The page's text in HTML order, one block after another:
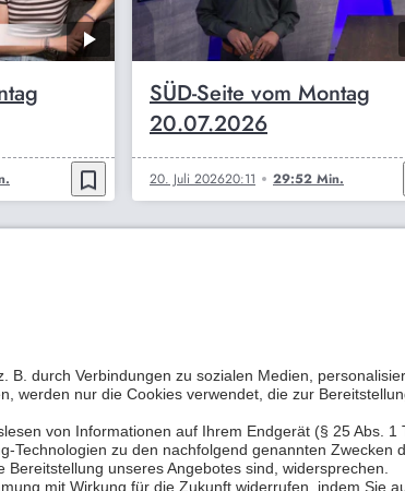
bookmark_border
SÜD-Seite vom Montag
20.07.2026
20. Juli 202620:11 29:52 Min.